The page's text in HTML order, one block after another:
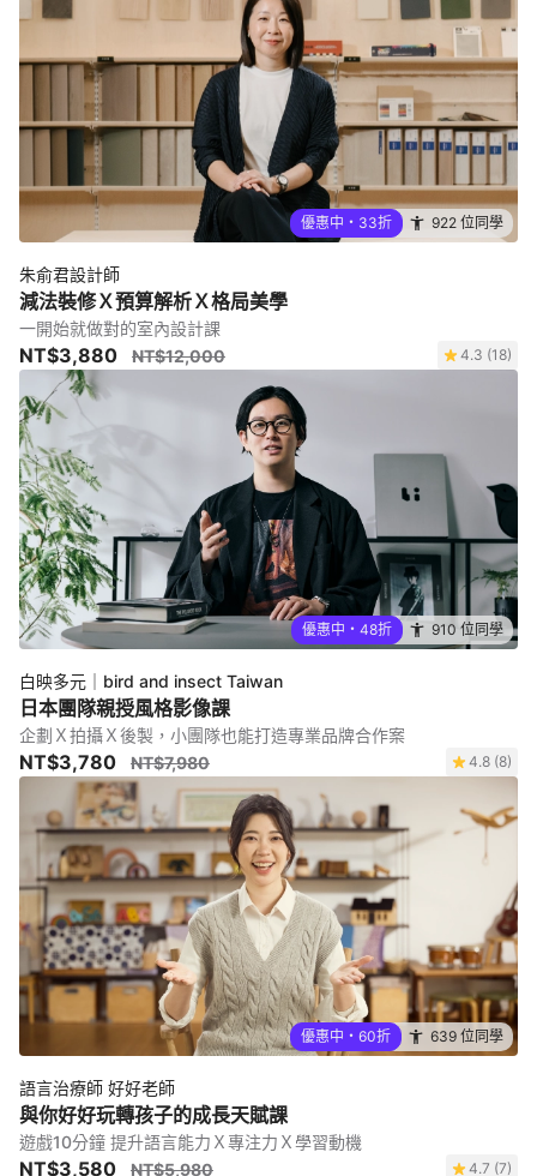
優惠中・33折 922 位同學
朱俞君設計師
減法裝修Ｘ預算解析Ｘ格局美學
一開始就做對的室內設計課
NT$3,880 NT$12,000 4.3 (18)
優惠中・48折 910 位同學
白映多元｜bird and insect Taiwan
日本團隊親授風格影像課
企劃Ｘ拍攝Ｘ後製，小團隊也能打造專業品牌合作案
NT$3,780 NT$7,980 4.8 (8)
優惠中・60折 639 位同學
語言治療師 好好老師
與你好好玩轉孩子的成長天賦課
遊戲10分鐘 提升語言能力Ｘ專注力Ｘ學習動機
NT$3,580 NT$5,980 4.7 (7)